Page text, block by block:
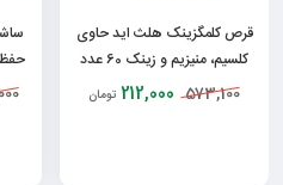
قرص کلمگزینک هلث اید حاوی
کلسیم، منیزیم و زینک 60 عدد
573,100
212,000 تومان